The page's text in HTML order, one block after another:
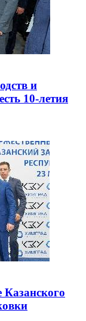
и
10-летия
Казанского